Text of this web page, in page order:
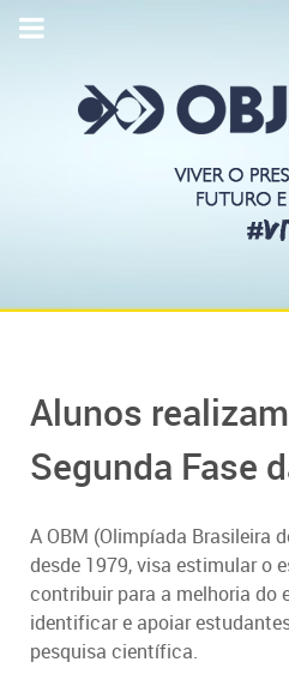
Alunos
Segunda Fase
A OBM (Olimpíada Brasileira
desde 1979, visa estimular o
contribuir para a melhoria do
identificar e apoiar
pesquisa científica.